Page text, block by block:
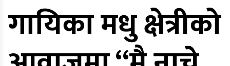
गायिका मधु क्षेत्रीको